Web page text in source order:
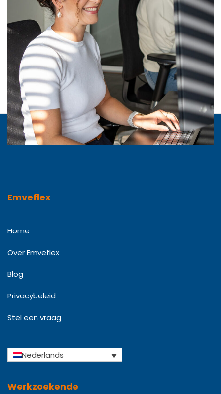
Emveflex
Home
Over Emveflex
Blog
Privacybeleid
Stel een vraag
Nederlands
Werkzoekende